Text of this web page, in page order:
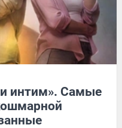
интим». Самые